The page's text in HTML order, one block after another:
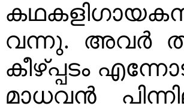
വന്നു. അവർ
കീഴ്പ്പടം
മാധവൻ